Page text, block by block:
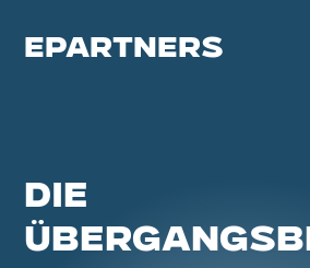
EPARTNERS
DIE